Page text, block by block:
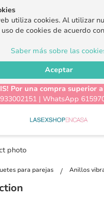
utiliza cookies. Al utilizar
de cookies de acuerdo
Saber más sobre las
Aceptar
Por una compra superior
933002151 | WhatsApp
para parejas Anillos